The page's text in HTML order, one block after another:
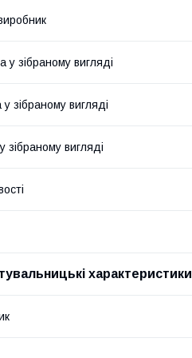
у зібраному вигляді
зібраному вигляді
зібраному вигляді
характеристики